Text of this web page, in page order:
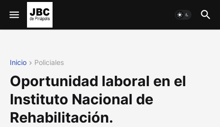
Inicio Policiales
Oportunidad laboral en el
Instituto Nacional de
Rehabilitación.